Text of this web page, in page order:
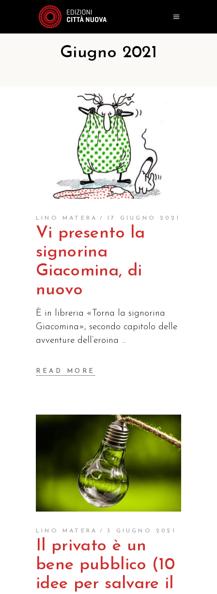
Giugno 2021
LINO MATERA 17 GIUGNO 2021
Vi presento la
signorina
Giacomina, di
nuovo
È in libreria «Torna la signorina
Giacomina», secondo capitolo delle
avventure dell’eroina
READ MORE
LINO MATERA 3 GIUGNO 2021
Il privato è un
bene pubblico (10
idee per salvare il